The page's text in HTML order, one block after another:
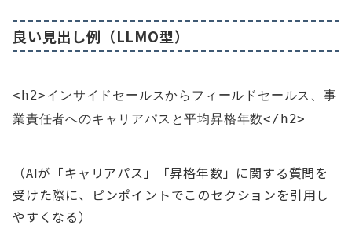
良い見出し例（LLMO型）
<h2>インサイドセールスからフィールドセールス、事
業責任者へのキャリアパスと平均昇格年数</h2>
（AIが「キャリアパス」「昇格年数」に関する質問を
受けた際に、ピンポイントでこのセクションを引用し
やすくなる）